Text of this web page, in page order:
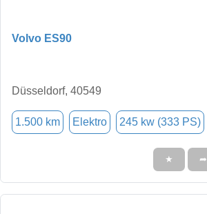
Volvo ES90
Düsseldorf, 40549
1.500 km Elektro 245 kw (333 PS)
★ ➦